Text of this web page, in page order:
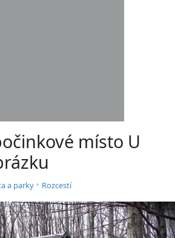
místo U
a parky • Rozcestí